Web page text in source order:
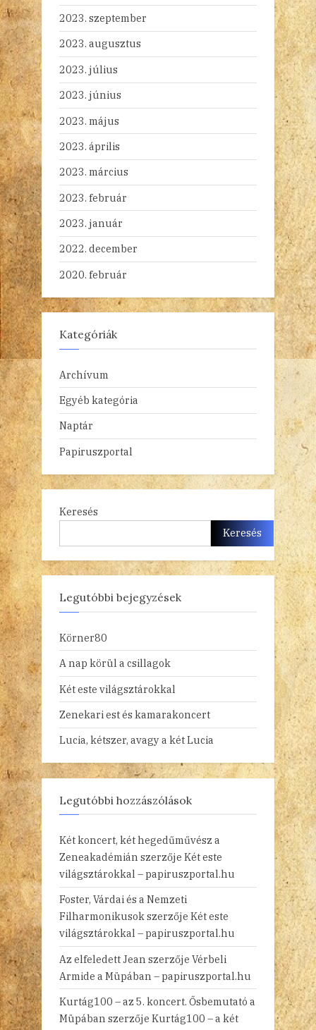
2023. szeptember
2023. augusztus
2023. július
2023. június
2023. május
2023. április
2023. március
2023. február
2023. január
2022. december
2020. február
Kategóriák
Archívum
Egyéb kategória
Naptár
Papiruszportal
Keresés
Keresés
Legutóbbi bejegyzések
Körner80
A nap körül a csillagok
Két este világsztárokkal
Zenekari est és kamarakoncert
Lucia, kétszer, avagy a két Lucia
Legutóbbi hozzászólások
Két koncert, két hegedűművész a
Zeneakadémián szerzője Két este
világsztárokkal – papiruszportal.hu
Foster, Várdai és a Nemzeti
Filharmonikusokszerzője Két este
világsztárokkal – papiruszportal.hu
Az elfeledett Jean szerzője Vérbeli
Armide a Müpában – papiruszportal.hu
Kurtág100 – az 5. koncert. Ősbemutató a
Müpában szerzője Kurtág100 – a két